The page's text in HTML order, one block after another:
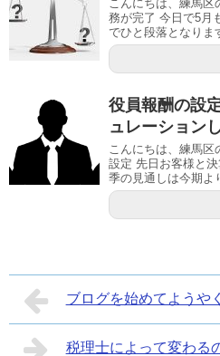
こんにちは、練馬
務が完了 今日で5月
でひと段落となりま
役員報酬の設
ュレーション
こんにちは、練馬
設定 先日お客様と
季の見通しは今期よ
ブログを始めてようや
税理士によって変わる